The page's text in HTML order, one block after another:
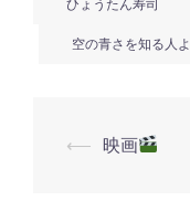
ま ウ
ン
ド
ひょうたん寿司
空の青さを知る人よ
投
⟵ 映画